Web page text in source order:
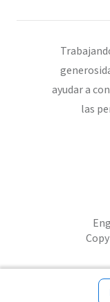
ayudar a
las